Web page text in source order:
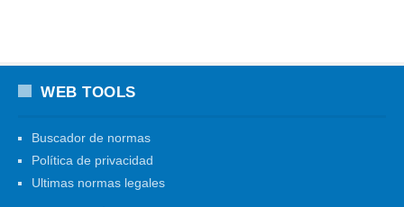
WEB TOOLS
Buscador de normas
Política de privacidad
Ultimas normas legales